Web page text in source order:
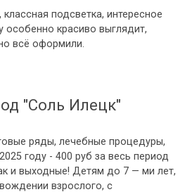
подсветка, интересное
красиво выглядит,
всё оформили.
"Соль Илецк"
ряды, лечебные процедуры,
году - 400 руб за весь период
и выходные! Детям до 7 — ми лет,
взрослого, с